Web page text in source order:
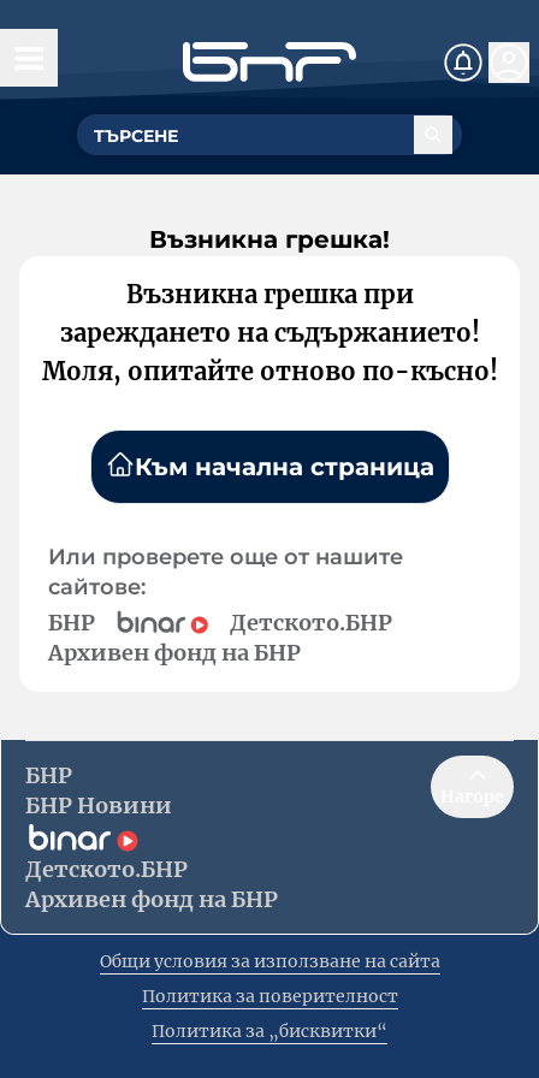
Възникна грешка!
Възникна грешка при
зареждането на съдържанието!
Моля, опитайте отново по-късно!
Към начална страница
Или проверете още от нашите
сайтове:
БНР
Детското.БНР
Архивен фонд на БНР
БНР
БНР Новини
Детското.БНР
Архивен фонд на БНР
Общи условия за използване на сайта
Политика за поверителност
Политика за „бисквитки“